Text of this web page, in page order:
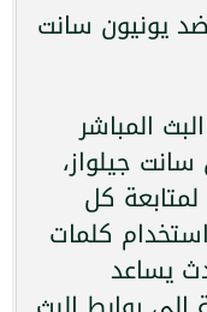
ضد يونيون سانت
المباشر
سانت جيلواز،
كل
كلمات
يساعد